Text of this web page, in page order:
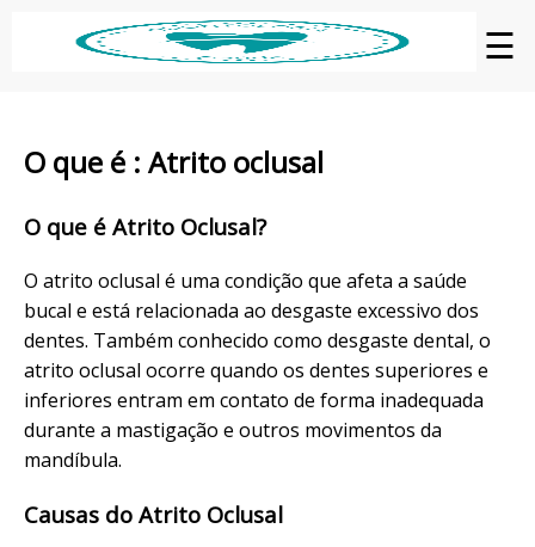
☰
O que é : Atrito oclusal
O que é Atrito Oclusal?
O atrito oclusal é uma condição que afeta a saúde
bucal e está relacionada ao desgaste excessivo dos
dentes. Também conhecido como desgaste dental, o
atrito oclusal ocorre quando os dentes superiores e
inferiores entram em contato de forma inadequada
durante a mastigação e outros movimentos da
mandíbula.
Causas do Atrito Oclusal